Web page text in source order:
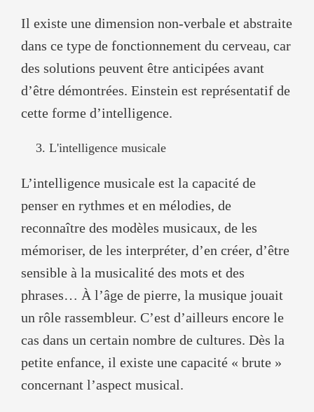
Il existe une dimension non-verbale et abstraite
dans ce type de fonctionnement du cerveau, car
des solutions peuvent être anticipées avant
d’être démontrées. Einstein est représentatif de
cette forme d’intelligence.
L'intelligence musicale
L’intelligence musicale est la capacité de
penser en rythmes et en mélodies, de
reconnaître des modèles musicaux, de les
mémoriser, de les interpréter, d’en créer, d’être
sensible à la musicalité des mots et des
phrases… À l’âge de pierre, la musique jouait
un rôle rassembleur. C’est d’ailleurs encore le
cas dans un certain nombre de cultures. Dès la
petite enfance, il existe une capacité « brute »
concernant l’aspect musical.